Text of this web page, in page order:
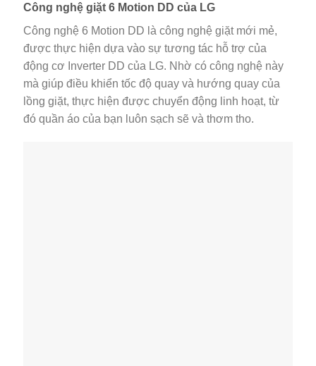
Công nghệ giặt 6 Motion DD của LG
Công nghệ 6 Motion DD là công nghệ giặt mới mẻ,
được thực hiện dựa vào sự tương tác hỗ trợ của
động cơ Inverter DD của LG. Nhờ có công nghệ này
mà giúp điều khiển tốc độ quay và hướng quay của
lồng giặt, thực hiện được chuyển động linh hoạt, từ
đó quần áo của bạn luôn sạch sẽ và thơm tho.